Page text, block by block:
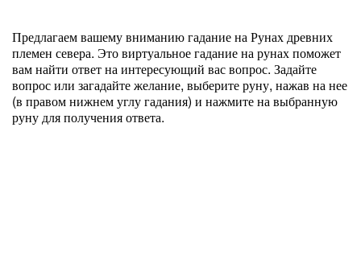
Предлагаем вашему вниманию гадание на Рунах древних
племен севера. Это виртуальное гадание на рунах поможет
вам найти ответ на интересующий вас вопрос. Задайте
вопрос или загадайте желание, выберите руну, нажав на нее
(в правом нижнем углу гадания) и нажмите на выбранную
руну для получения ответа.